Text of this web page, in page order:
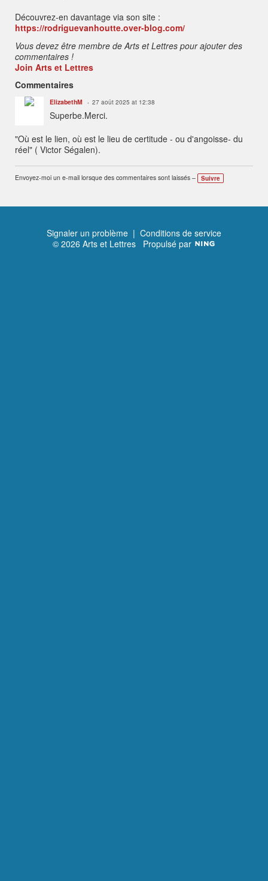
Découvrez-en davantage via son site :
https://rodriguevanhoutte.over-blog.com/
Vous devez être membre de Arts et Lettres pour ajouter des
commentaires !
Join Arts et Lettres
Commentaires
ElizabethM 27 août 2025 at 12:38
Superbe.Merci.
"Où est le lien, où est le lieu de certitude - ou d'angoisse- du
réel" ( Victor Ségalen).
Envoyez-moi un e-mail lorsque des commentaires sont laissés – Suivre
Signaler un problème | Conditions de service
© 2026 Arts et Lettres Propulsé par